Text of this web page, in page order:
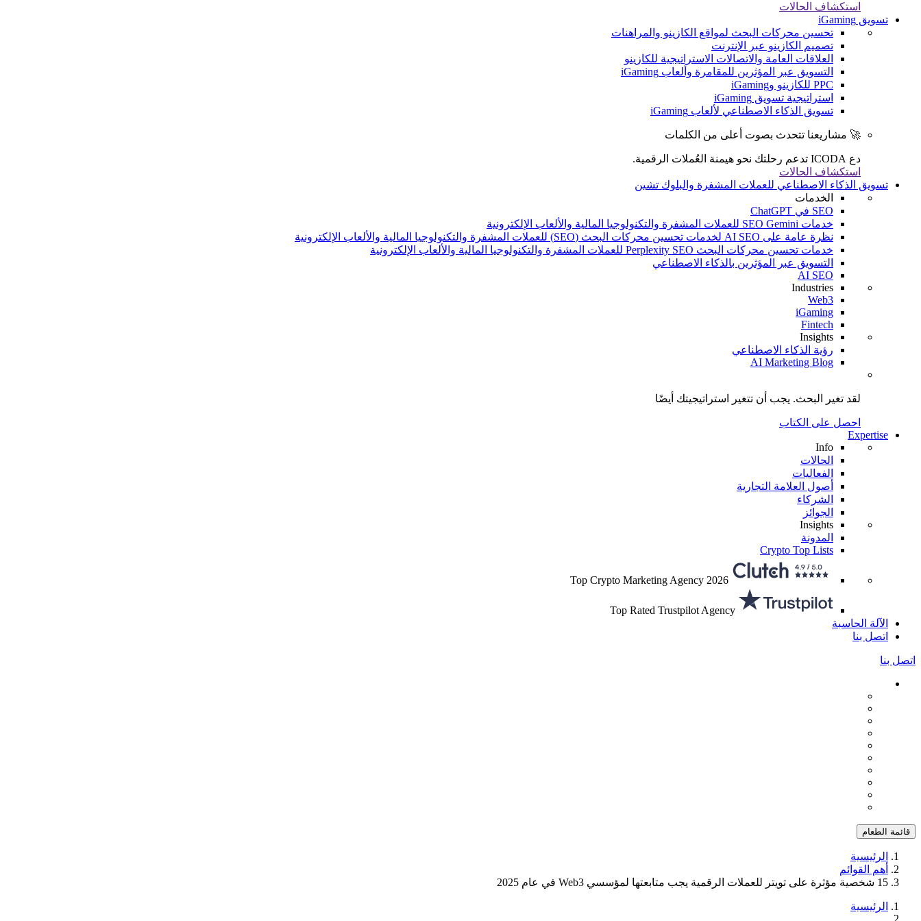
استكشاف الحالات
تسويق iGaming
تحسين محركات البحث لمواقع الكازينو والمراهنات
تصميم الكازينو عبر الإنترنت
العلاقات العامة والاتصالات الاستراتيجية للكازينو
التسويق عبر المؤثرين للمقامرة وألعاب iGaming
PPC للكازينو وiGaming
استراتيجية تسويق iGaming
تسويق الذكاء الاصطناعي لألعاب iGaming
🚀 مشاريعنا تتحدث بصوت أعلى من الكلمات
دع ICODA تدعم رحلتك نحو هيمنة العُملات الرقمية.
استكشاف الحالات
تسويق الذكاء الاصطناعي للعملات المشفرة والبلوك تشين
الخدمات
SEO في ChatGPT
خدمات SEO Gemini للعملات المشفرة والتكنولوجيا المالية والألعاب الإلكترونية
نظرة عامة على AI SEO لخدمات تحسين محركات البحث (SEO) للعملات المشفرة والتكنولوجيا المالية والألعاب الإلكترونية
خدمات تحسين محركات البحث Perplexity SEO للعملات المشفرة والتكنولوجيا المالية والألعاب الإلكترونية
التسويق عبر المؤثرين بالذكاء الاصطناعي
AI SEO
Industries
Web3
iGaming
Fintech
Insights
رؤية الذكاء الاصطناعي
AI Marketing Blog
لقد تغير البحث. يجب أن تتغير استراتيجيتك أيضًا
احصل على الكتاب
Expertise
Info
الحالات
الفعاليات
أصول العلامة التجارية
الشركاء
الجوائز
Insights
المدونة
Crypto Top Lists
Top Crypto Marketing Agency 2026
Top Rated Trustpilot Agency
الآلة الحاسبة
اتصل بنا
اتصل بنا
قائمة الطعام
الرئيسية
أهم القوائم
15 شخصية مؤثرة على تويتر للعملات الرقمية يجب متابعتها لمؤسسي Web3 في عام 2025
الرئيسية